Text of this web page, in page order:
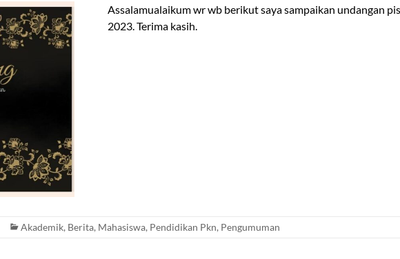
Assalamualaikum wr wb berikut saya sampaikan undangan
2023. Terima kasih.
Akademik, Berita, Mahasiswa, Pendidikan Pkn, Pengumuman